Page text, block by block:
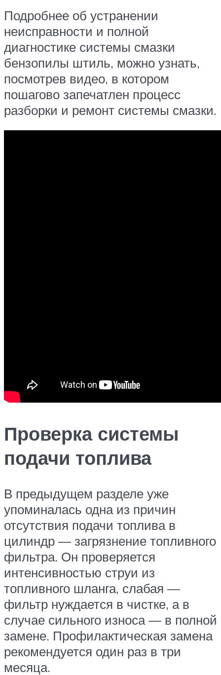
Подробнее об устранении
неисправности и полной
диагностике системы смазки
бензопилы штиль, можно узнать,
посмотрев видео, в котором
пошагово запечатлен процесс
разборки и ремонт системы смазки.
Проверка системы
подачи топлива
В предыдущем разделе уже
упоминалась одна из причин
отсутствия подачи топлива в
цилиндр — загрязнение топливного
фильтра. Он проверяется
интенсивностью струи из
топливного шланга, слабая —
фильтр нуждается в чистке, а в
случае сильного износа — в полной
замене. Профилактическая замена
рекомендуется один раз в три
месяца.